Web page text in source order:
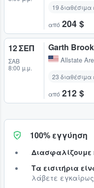
19 διαθέσιμα
από 204 $
12 ΣΕΠ
ΣΆΒ
8:00 μ.μ.
Garth
Allstate
23 διαθέσιμα
από 212 $
100% εγγύηση
Τα εισιτήρια
λάβετε